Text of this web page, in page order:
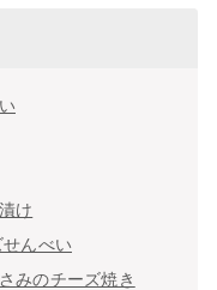
け
んべい
みのチーズ焼き